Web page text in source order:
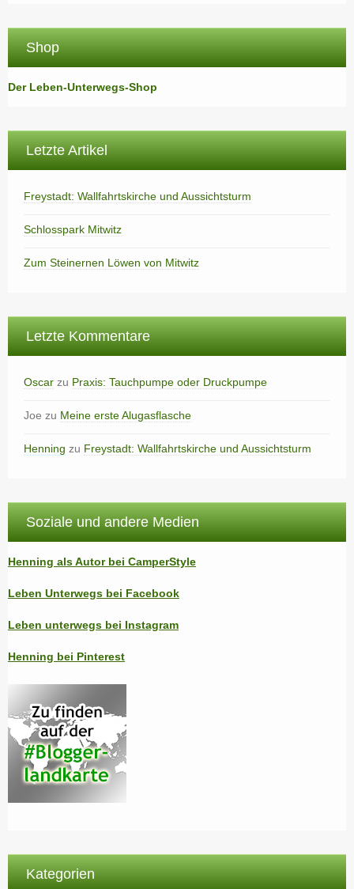
Shop
Der Leben-Unterwegs-Shop
Letzte Artikel
Freystadt: Wallfahrtskirche und Aussichtsturm
Schlosspark Mitwitz
Zum Steinernen Löwen von Mitwitz
Letzte Kommentare
Oscar zu Praxis: Tauchpumpe oder Druckpumpe
Joe zu Meine erste Alugasflasche
Henning zu Freystadt: Wallfahrtskirche und Aussichtsturm
Soziale und andere Medien
Henning als Autor bei CamperStyle
Leben Unterwegs bei Facebook
Leben unterwegs bei Instagram
Henning bei Pinterest
Kategorien